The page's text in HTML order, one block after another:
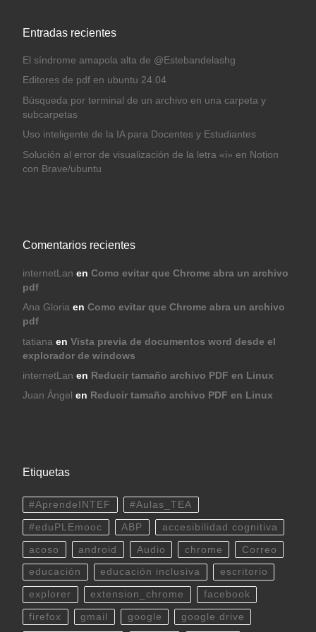
Entradas recientes
El síndrome amapola alta de @Estebandelashg
Editores de pdf en ubuntu 24.04
Búsqueda por terminal de un archivo en una carpeta y
subcarpetas
Uso inteligente de la IA para Docentes y Estudiantes
Solución al error de visualización de la letra «i» en Notion
con Brave/ubuntu
Comentarios recientes
internetLan en Como evitar que Chrome abra un archivo
pdf
Ana Gloriaen Como evitar que Chrome abra un archivo
pdf
tatiana en Vista previa de documentos word desde el
explorador de windows
internetLan en Reducir tamaño archivo PDF en Linux
Juan Ángel en Reducir tamaño archivo PDF en Linux
Etiquetas
#AprendeINTEF #Aulas_TEA
#eduPLEmooc ABP accesibilidad cognitiva
acoso android Audio chrome Correo
educación educación inclusiva escritorio
explorer extension_chrome facebook
firefox gmail google google drive